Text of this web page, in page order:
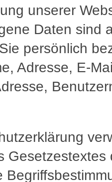
unserer
Daten sind
persönlich
Adresse, E-
Gesetzestextes